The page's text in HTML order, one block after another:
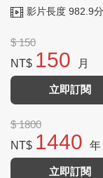
影片長度 982.9
$ 150
NT$ 150 月
立即訂閱
$ 1800
NT$ 1440 年
立即訂閱